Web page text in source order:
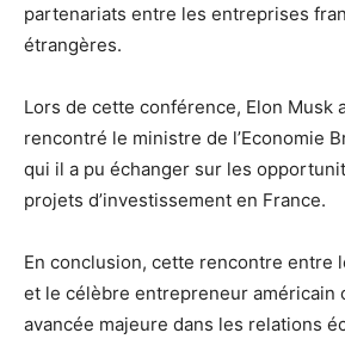
partenariats entre les entreprises
étrangères.
Lors de cette conférence, Elon Musk
rencontré le ministre de l’Economie
qui il a pu échanger sur les
projets d’investissement en France.
En conclusion, cette rencontre entre
et le célèbre entrepreneur américain
avancée majeure dans les relations